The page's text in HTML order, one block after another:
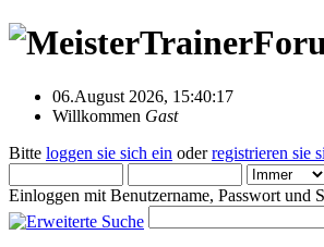
06.August 2026, 15:40:17
Willkommen Gast
Bitte loggen sie sich ein oderregistrieren sie
Einloggen mit Benutzername, Passwort und